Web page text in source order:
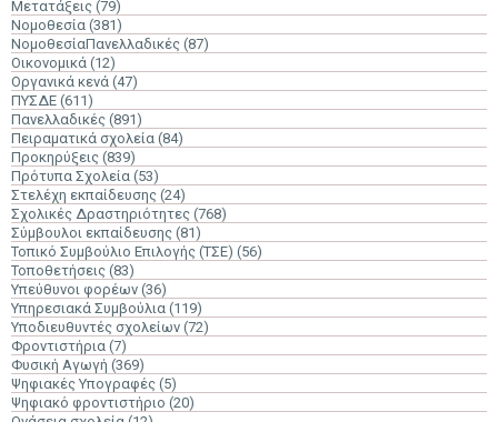
Μετατάξεις (79)
Νομοθεσία (381)
ΝομοθεσίαΠανελλαδικές (87)
Οικονομικά (12)
Οργανικά κενά (47)
ΠΥΣΔΕ (611)
Πανελλαδικές (891)
Πειραματικά σχολεία (84)
Προκηρύξεις (839)
Πρότυπα Σχολεία (53)
Στελέχη εκπαίδευσης (24)
Σχολικές Δραστηριότητες (768)
Σύμβουλοι εκπαίδευσης (81)
Τοπικό Συμβούλιο Επιλογής (ΤΣΕ) (56)
Τοποθετήσεις (83)
Υπεύθυνοι φορέων (36)
Υπηρεσιακά Συμβούλια (119)
Υποδιευθυντές σχολείων (72)
Φροντιστήρια (7)
Φυσική Αγωγή (369)
Ψηφιακές Υπογραφές (5)
Ψηφιακό φροντιστήριο (20)